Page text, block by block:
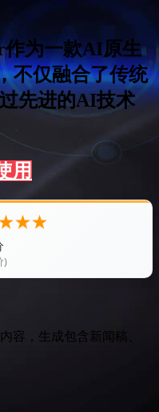
作为一款AI原生
不仅融合了传统
先进的AI技术
用
★★
)
容，生成包含新闻稿、